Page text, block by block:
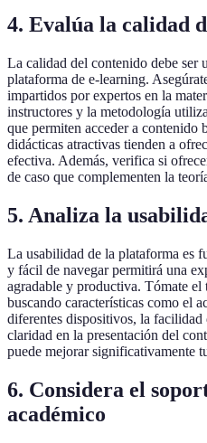
4. Evalúa la calidad
La calidad del contenido debe ser
plataforma de e-learning.
impartidos por expertos en la
instructores y la metodología
que permiten acceder a contenido
didácticas atractivas tienden a
efectiva. Además, verifica si
de caso que complementen la
5. Analiza la
La usabilidad de la plataforma es
y fácil de navegar permitirá una
agradable y productiva. Tómate
buscando características como el
diferentes dispositivos, la
claridad en la presentación del
puede mejorar significativamente
6. Considera el
académico